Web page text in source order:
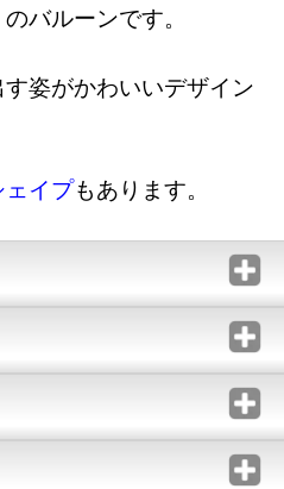
バルーンです。
姿がかわいいデザイン
ェイプもあります。